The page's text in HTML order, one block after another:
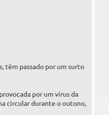
têm passado por um surto
por um vírus da
circular durante o outono,